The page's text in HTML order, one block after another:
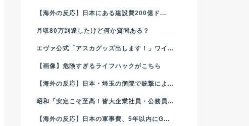
【海外の反応】日本にある建設費200億ド...
月収80万到達したけど何か質問ある？
エヴァ公式「アスカグッズ出します！」ワイ...
【画像】危険すぎるライフハックがこちら
【海外の反応】日本・埼玉の病院で銃撃によ...
昭和「安定こそ至高！皆大企業社員・公務員...
【海外の反応】日本の軍事費、5年以内にG...